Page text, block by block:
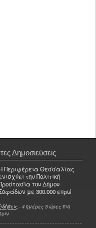
Δημοσιεύσεις
Περιφέρεια Θεσσαλίας
την Πολιτική
του Δήμου
με 300.000 ευρώ
- 4 ημέρες 3 ώρες πιο